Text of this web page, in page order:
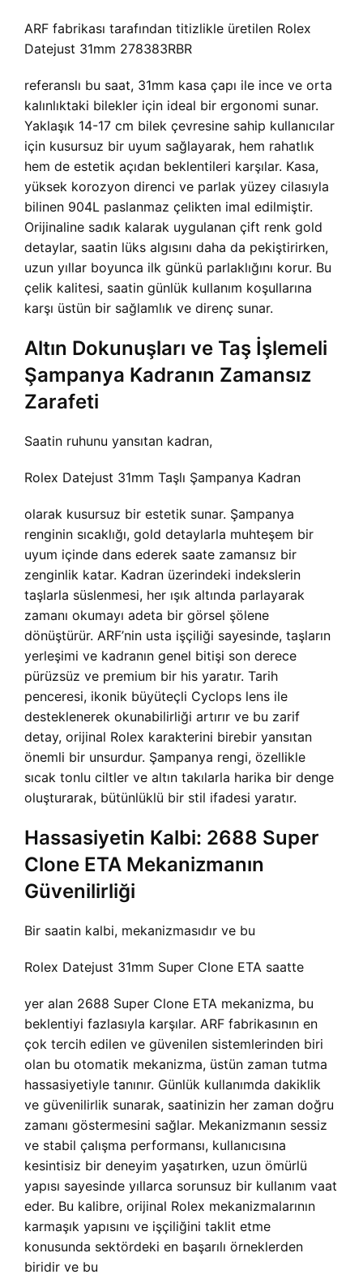
ARF fabrikası tarafından titizlikle üretilen Rolex
Datejust 31mm 278383RBR
referanslı bu saat, 31mm kasa çapı ile ince ve orta
kalınlıktaki bilekler için ideal bir ergonomi sunar.
Yaklaşık 14-17 cm bilek çevresine sahip kullanıcılar
için kusursuz bir uyum sağlayarak, hem rahatlık
hem de estetik açıdan beklentileri karşılar. Kasa,
yüksek korozyon direnci ve parlak yüzey cilasıyla
bilinen 904L paslanmaz çelikten imal edilmiştir.
Orijinaline sadık kalarak uygulanan çift renk gold
detaylar, saatin lüks algısını daha da pekiştirirken,
uzun yıllar boyunca ilk günkü parlaklığını korur. Bu
çelik kalitesi, saatin günlük kullanım koşullarına
karşı üstün bir sağlamlık ve direnç sunar.
Altın Dokunuşları ve Taş İşlemeli
Şampanya Kadranın Zamansız
Zarafeti
Saatin ruhunu yansıtan kadran,
Rolex Datejust 31mm Taşlı Şampanya Kadran
olarak kusursuz bir estetik sunar. Şampanya
renginin sıcaklığı, gold detaylarla muhteşem bir
uyum içinde dans ederek saate zamansız bir
zenginlik katar. Kadran üzerindeki indekslerin
taşlarla süslenmesi, her ışık altında parlayarak
zamanı okumayı adeta bir görsel şölene
dönüştürür. ARF’nin usta işçiliği sayesinde, taşların
yerleşimi ve kadranın genel bitişi son derece
pürüzsüz ve premium bir his yaratır. Tarih
penceresi, ikonik büyüteçli Cyclops lens ile
desteklenerek okunabilirliği artırır ve bu zarif
detay, orijinal Rolex karakterini birebir yansıtan
önemli bir unsurdur. Şampanya rengi, özellikle
sıcak tonlu ciltler ve altın takılarla harika bir denge
oluşturarak, bütünlüklü bir stil ifadesi yaratır.
Hassasiyetin Kalbi: 2688 Super
Clone ETA Mekanizmanın
Güvenilirliği
Bir saatin kalbi, mekanizmasıdır ve bu
Rolex Datejust 31mm Super Clone ETA saatte
yer alan 2688 Super Clone ETA mekanizma, bu
beklentiyi fazlasıyla karşılar. ARF fabrikasının en
çok tercih edilen ve güvenilen sistemlerinden biri
olan bu otomatik mekanizma, üstün zaman tutma
hassasiyetiyle tanınır. Günlük kullanımda dakiklik
ve güvenilirlik sunarak, saatinizin her zaman doğru
zamanı göstermesini sağlar. Mekanizmanın sessiz
ve stabil çalışma performansı, kullanıcısına
kesintisiz bir deneyim yaşatırken, uzun ömürlü
yapısı sayesinde yıllarca sorunsuz bir kullanım vaat
eder. Bu kalibre, orijinal Rolex mekanizmalarının
karmaşık yapısını ve işçiliğini taklit etme
konusunda sektördeki en başarılı örneklerden
biridir ve bu